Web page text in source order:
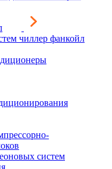
чиллер фанкойл
систем